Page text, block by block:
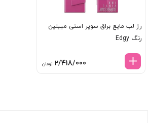
رژ لب مایع براق سوپر استی میبلین
رنگ Edgy
2/418/000 تومان